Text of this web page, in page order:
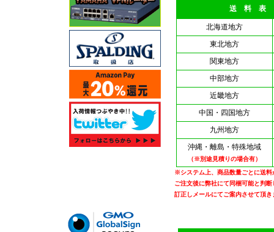
送 料 表
北海道地方
東北地方
関東地方
中部地方
近畿地方
中国・四国地方
九州地方
沖縄・離島・特殊地域
（※別途見積りの場合有）
※システム上、商品数量ごとに送料
ご注文後に弊社にて同梱可能と判
訂正しメールにてご案内させて頂き